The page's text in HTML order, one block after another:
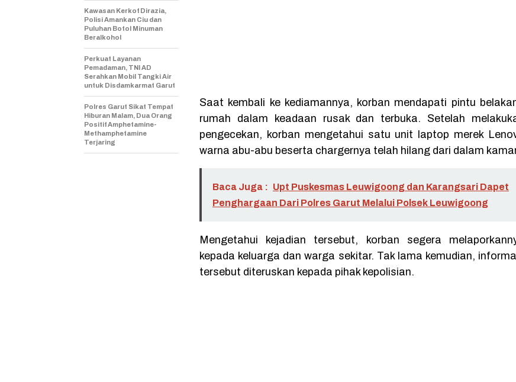
Saat kembali ke kediamannya, korban mendapati pintu
rumah dalam keadaan rusak dan terbuka. Setelah
pengecekan, korban mengetahui satu unit laptop merek
warna abu-abu beserta chargernya telah hilang dari dalam
Baca Juga : Upt Puskesmas Leuwigoong dan Karangsari Dapet
Penghargaan Dari Polres Garut Melalui Polsek Leuwigoong
Mengetahui kejadian tersebut, korban segera
kepada keluarga dan warga sekitar. Tak lama kemudian,
tersebut diteruskan kepada pihak kepolisian.
Kawasan Kerkof Dirazia,
Polisi Amankan Ciu dan
Puluhan Botol Minuman
Beralkohol
Perkuat Layanan
Pemadaman, TNI AD
Serahkan Mobil Tangki Air
untuk Disdamkarmat Garut
Polres Garut Sikat Tempat
Hiburan Malam, Dua Orang
Positif Amphetamine-
Methamphetamine
Terjaring